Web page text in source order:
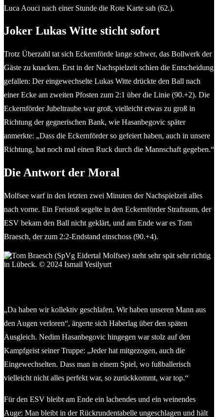
Luca Aouci nach einer Stunde die Rote Karte sah (62.).
Joker Lukas Witte sticht sofort
Trotz Überzahl tat sich Eckernförde lange schwer, das Bollwerk der
Gäste zu knacken. Erst in der Nachspielzeit schien die Entscheidung
gefallen: Der eingewechselte Lukas Witte drückte den Ball nach
einer Ecke am zweiten Pfosten zum 2:1 über die Linie (90.+2). Die
Eckernförder Jubeltraube war groß, vielleicht etwas zu groß in
Richtung der gegnerischen Bank, wie Hasanbegovic später
anmerkte: „Dass die Eckernförder so gefeiert haben, auch in unsere
Richtung, hat noch mal einen Ruck durch die Mannschaft gegeben.“
Die Antwort der Moral
Molfsee warf in den letzten zwei Minuten der Nachspielzeit alles
nach vorne. Ein Freistoß segelte in den Eckernförder Strafraum, der
ESV bekam den Ball nicht geklärt, und am Ende war es Tom
Braesch, der zum 2:2-Endstand einschoss (90.+4).
„Da haben wir kollektiv geschlafen. Wir haben unseren Mann aus
den Augen verloren“, ärgerte sich Haberlag über den späten
Ausgleich. Nedim Hasanbegovic hingegen war stolz auf den
Kampfgeist seiner Truppe: „Jeder hat mitgezogen, auch die
Eingewechselten. Dass man in einem Spiel, wo fußballerisch
vielleicht nicht alles perfekt war, so zurückkommt, war top.“
Für den ESV bleibt am Ende ein lachendes und ein weinendes
Auge: Man bleibt in der Rückrundentabelle ungeschlagen und hält